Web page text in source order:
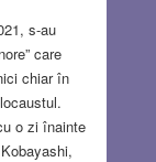
s-au
care
chiar în
o zi înainte